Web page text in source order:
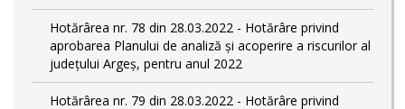
Hotărârea nr. 78 din 28.03.2022 - Hotărâre privind
aprobarea Planului de analiză și acoperire a riscurilor al
județului Argeș, pentru anul 2022
Hotărârea nr. 79 din 28.03.2022 - Hotărâre privind